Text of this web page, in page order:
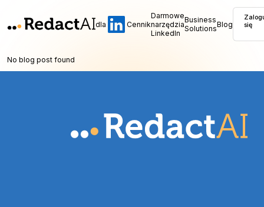
dla Cennik
Darmowe
narzędzia
LinkedIn
Business
SolutionsBlog
się
No blog post found